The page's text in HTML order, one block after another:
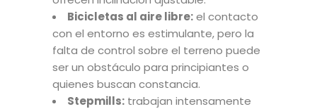
Bicicletas al aire libre:el contacto
con el entorno es estimulante, pero la
falta de control sobre el terreno puede
ser un obstáculo para principiantes o
quienes buscan constancia.
Stepmills: trabajan intensamente